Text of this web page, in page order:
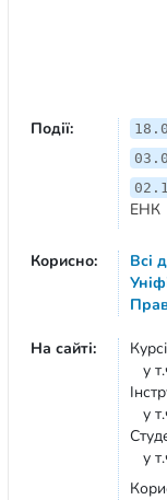
Події:
ЕНК
Корисно: Всі
На сайті:
у
у
у